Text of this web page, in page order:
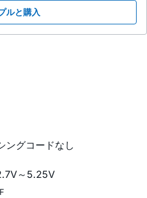
ルと購入
ングコードなし
～5.25V